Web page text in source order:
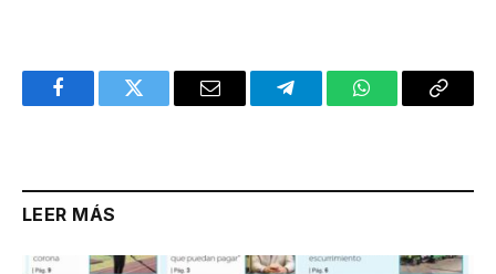
FacebookTwitter Email TelegramWhatsAppCopy
LEER MÁS